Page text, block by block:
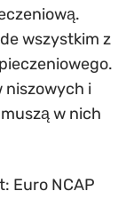
wszystkim z
niszowych i
w nich
Euro NCAP